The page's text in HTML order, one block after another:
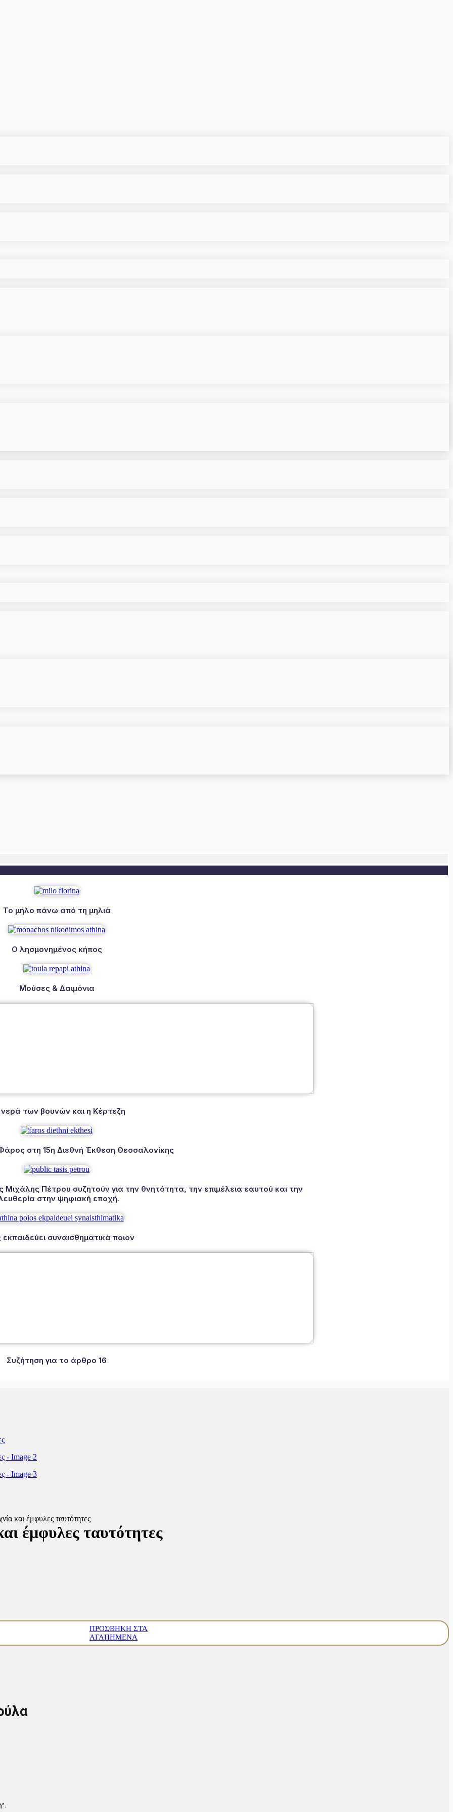
Το μήλο πάνω από τη μηλιά
Ο λησμονημένος κήπος
Μούσες & Δαιμόνια
των βουνών και η Κέρτεζη
στη 15η Διεθνή Έκθεση Θεσσαλονίκης
Πέτρου συζητούν για την θνητότητα, την επιμέλεια εαυτού και την
στην ψηφιακή εποχή.
εκπαιδεύει συναισθηματικά ποιον
Συζήτηση για το άρθρο 16
και έμφυλες ταυτότητες
έμφυλες ταυτότητες
ΠΡΟΣΘΉΚΗ ΣΤΑ
ΑΓΑΠΗΜΈΝΑ